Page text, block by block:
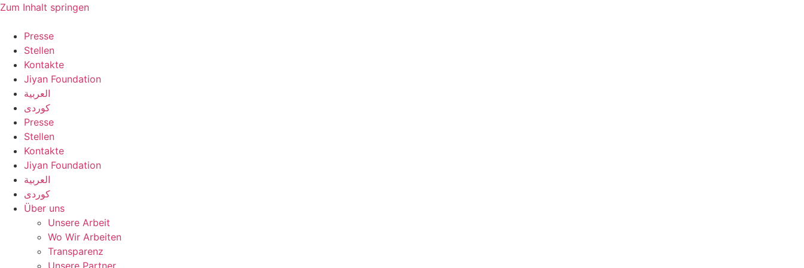
Zum Inhalt springen
Presse
Stellen
Kontakte
Jiyan Foundation
العربية
کوردی
Presse
Stellen
Kontakte
Jiyan Foundation
العربية
کوردی
Über uns
Unsere Arbeit
Wo Wir Arbeiten
Transparenz
Unsere Partner